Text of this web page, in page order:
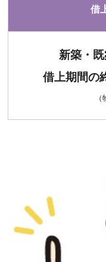
借
新築・
借上期間の